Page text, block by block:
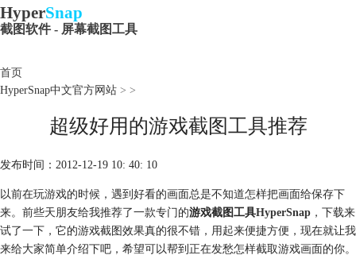
HyperSnap
截图软件 - 屏幕截图工具
首页
HyperSnap中文官方网站 > >
超级好用的游戏截图工具推荐
发布时间：2012-12-19 10: 40: 10
以前在玩游戏的时候，遇到好看的画面总是不知道怎样把画面给保存下
来。前些天朋友给我推荐了一款专门的游戏截图工具HyperSnap ，下载来
试了一下，它的游戏截图效果真的很不错，用起来便捷方便，现在就让我
来给大家简单介绍下吧，希望可以帮到正在发愁怎样截取游戏画面的你。